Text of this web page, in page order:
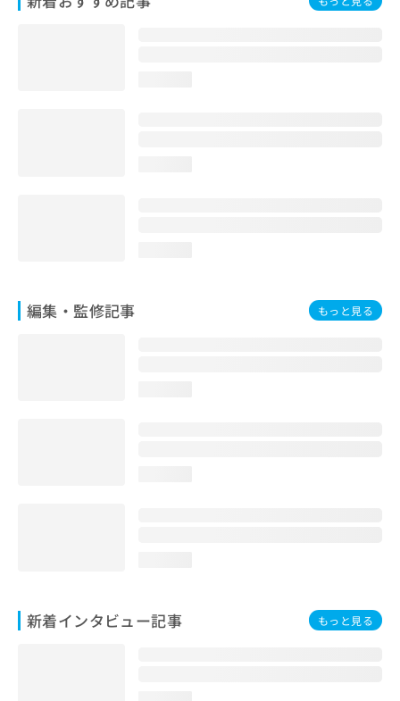
編集・監修記事 もっと見る
新着インタビュー記事 もっと見る
お